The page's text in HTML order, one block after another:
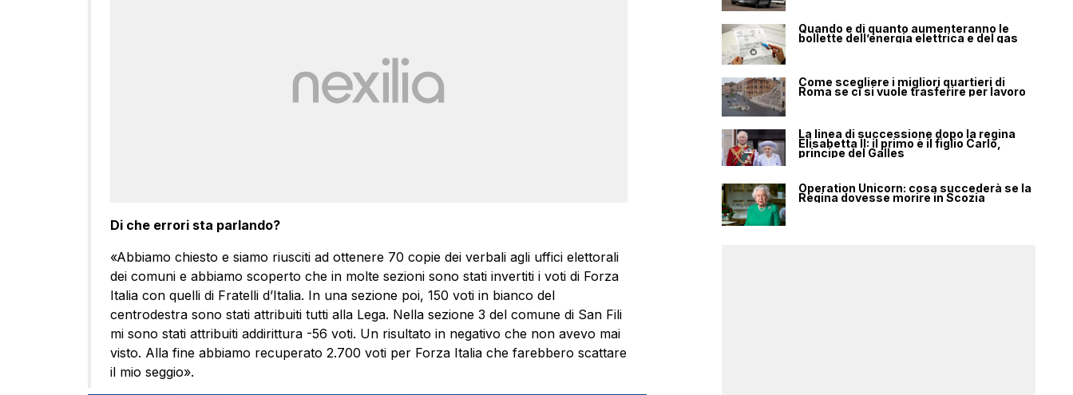
Di che errori sta parlando?
«Abbiamo chiesto e siamo riusciti ad ottenere 70 copie dei verbali agli uffici elettorali
dei comuni e abbiamo scoperto che in molte sezioni sono stati invertiti i voti di Forza
Italia con quelli di Fratelli d’Italia. In una sezione poi, 150 voti in bianco del
centrodestra sono stati attribuiti tutti alla Lega. Nella sezione 3 del comune di San Fili
mi sono stati attribuiti addirittura -56 voti. Un risultato in negativo che non avevo mai
visto. Alla fine abbiamo recuperato 2.700 voti per Forza Italia che farebbero scattare
il mio seggio».
Quando e di quanto aumenteranno le
bollette dell’energia elettrica e del gas
Come scegliere i migliori quartieri di
Roma se ci si vuole trasferire per lavoro
La linea di successione dopo la regina
Elisabetta II: il primo è il figlio Carlo,
principe del Galles
Operation Unicorn: cosa succederà se la
Regina dovesse morire in Scozia